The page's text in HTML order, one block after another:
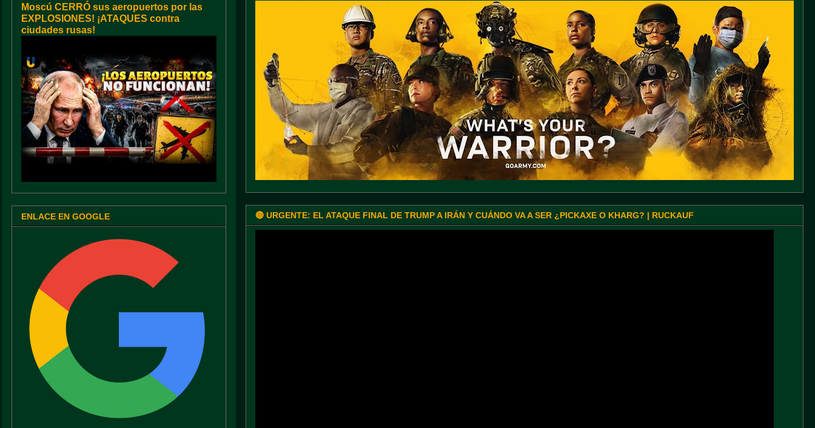
🔴 URGENTE: EL ATAQUE FINAL DE TRUMP A IRÁN Y CUÁNDO VA A SER ¿PICKAXE O KHARG? | RUCKAUF
Moscú CERRÓ sus aeropuertos por las
EXPLOSIONES! ¡ATAQUES contra
ciudades rusas!
ENLACE EN GOOGLE